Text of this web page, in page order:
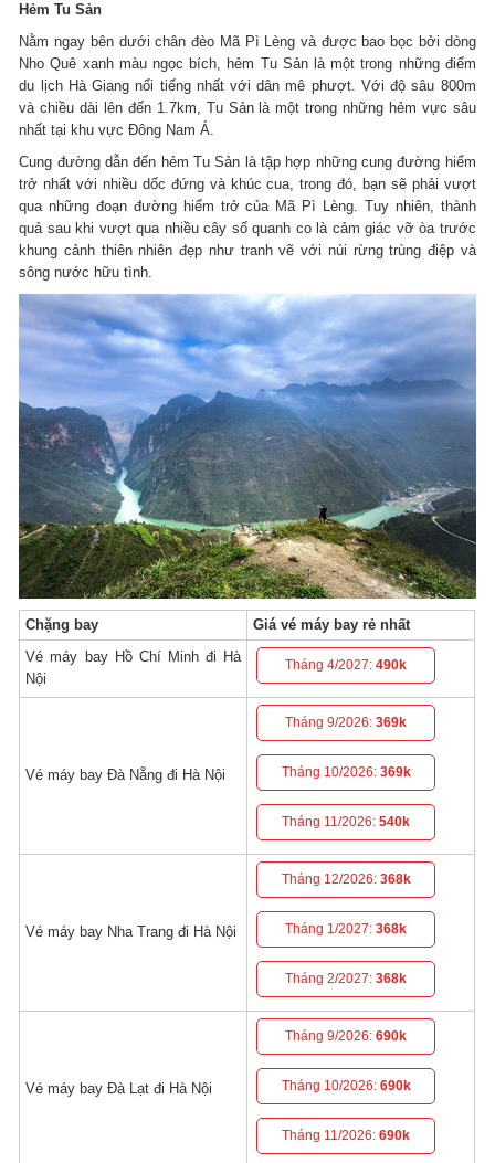
Hẻm Tu Sản
Nằm ngay bên dưới chân đèo Mã Pì Lèng và được bao bọc bởi dòng
Nho Quê xanh màu ngọc bích, hẻm Tu Sản là một trong những điểm
du lịch Hà Giang nổi tiếng nhất với dân mê phượt. Với độ sâu 800m
và chiều dài lên đến 1.7km, Tu Sản là một trong những hẻm vực sâu
nhất tại khu vực Đông Nam Á.
Cung đường dẫn đến hẻm Tu Sản là tập hợp những cung đường hiểm
trở nhất với nhiều dốc đứng và khúc cua, trong đó, bạn sẽ phải vượt
qua những đoạn đường hiểm trở của Mã Pì Lèng. Tuy nhiên, thành
quả sau khi vượt qua nhiều cây số quanh co là cảm giác vỡ òa trước
khung cảnh thiên nhiên đẹp như tranh vẽ với núi rừng trùng điệp và
sông nước hữu tình.
Chặng bay
Giá vé máy bay rẻ nhất
Vé máy bay Hồ Chí Minh đi Hà
Nội
Tháng 4/2027:490k
Vé máy bay Đà Nẵng đi Hà Nội
Tháng 9/2026:369k
Tháng 10/2026: 369k
Tháng 11/2026:540k
Vé máy bay Nha Trang đi Hà Nội
Tháng 12/2026: 368k
Tháng 1/2027:368k
Tháng 2/2027:368k
Vé máy bay Đà Lạt đi Hà Nội
Tháng 9/2026:690k
Tháng 10/2026: 690k
Tháng 11/2026:690k